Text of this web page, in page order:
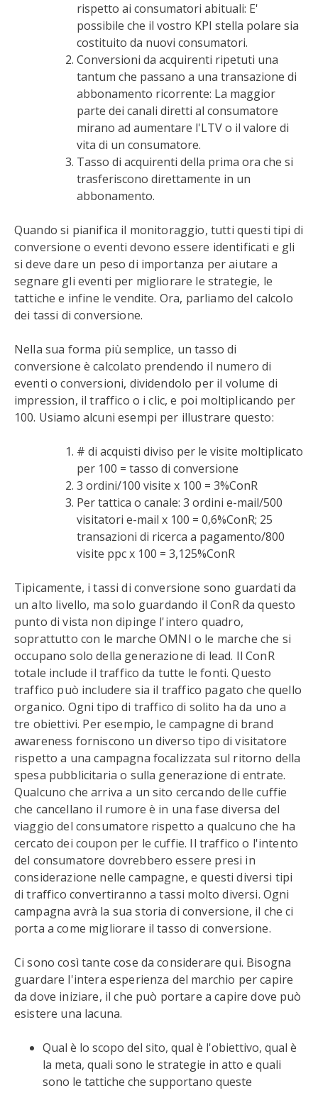
rispetto ai consumatori abituali: E'
possibile che il vostro KPI stella polare sia
costituito da nuovi consumatori.
Conversioni da acquirenti ripetuti una
tantum che passano a una transazione di
abbonamento ricorrente: La maggior
parte dei canali diretti al consumatore
mirano ad aumentare l'LTV o il valore di
vita di un consumatore.
Tasso di acquirenti della prima ora che si
trasferiscono direttamente in un
abbonamento.
Quando si pianifica il monitoraggio, tutti questi tipi di
conversione o eventi devono essere identificati e gli
si deve dare un peso di importanza per aiutare a
segnare gli eventi per migliorare le strategie, le
tattiche e infine le vendite. Ora, parliamo del calcolo
dei tassi di conversione.
Nella sua forma più semplice, un tasso di
conversione è calcolato prendendo il numero di
eventi o conversioni, dividendolo per il volume di
impression, il traffico o i clic, e poi moltiplicando per
100. Usiamo alcuni esempi per illustrare questo:
# di acquisti diviso per le visite moltiplicato
per 100 = tasso di conversione
3 ordini/100 visite x 100 = 3%ConR
Per tattica o canale: 3 ordini e-mail/500
visitatori e-mail x 100 = 0,6%ConR; 25
transazioni di ricerca a pagamento/800
visite ppc x 100 = 3,125%ConR
Tipicamente, i tassi di conversione sono guardati da
un alto livello, ma solo guardando il ConR da questo
punto di vista non dipinge l'intero quadro,
soprattutto con le marche OMNI o le marche che si
occupano solo della generazione di lead. Il ConR
totale include il traffico da tutte le fonti. Questo
traffico può includere sia il traffico pagato che quello
organico. Ogni tipo di traffico di solito ha da uno a
tre obiettivi. Per esempio, le campagne di brand
awareness forniscono un diverso tipo di visitatore
rispetto a una campagna focalizzata sul ritorno della
spesa pubblicitaria o sulla generazione di entrate.
Qualcuno che arriva a un sito cercando delle cuffie
che cancellano il rumore è in una fase diversa del
viaggio del consumatore rispetto a qualcuno che ha
cercato dei coupon per le cuffie. Il traffico o l'intento
del consumatore dovrebbero essere presi in
considerazione nelle campagne, e questi diversi tipi
di traffico convertiranno a tassi molto diversi. Ogni
campagna avrà la sua storia di conversione, il che ci
porta a come migliorare il tasso di conversione.
Ci sono così tante cose da considerare qui. Bisogna
guardare l'intera esperienza del marchio per capire
da dove iniziare, il che può portare a capire dove può
esistere una lacuna.
Qual è lo scopo del sito, qual è l'obiettivo, qual è
la meta, quali sono le strategie in atto e quali
sono le tattiche che supportano queste